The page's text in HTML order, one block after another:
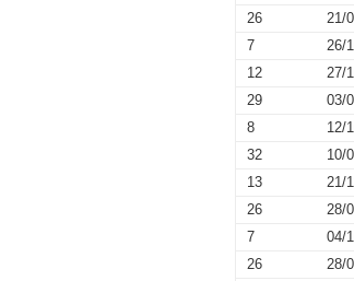
26
21/
7
26/
12
27/
29
03/
8
12/
32
10/
13
21/
26
28/
7
04/
26
28/